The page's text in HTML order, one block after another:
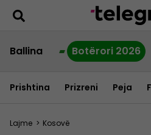
Ballina Botërori 2026
Prishtina Prizreni Peja
Lajme > Kosovë